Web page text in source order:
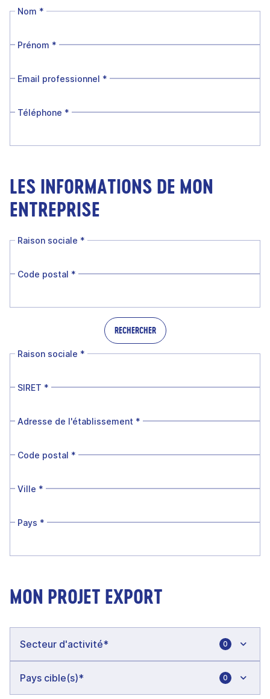
Nom *
Prénom *
Email professionnel *
Téléphone *
LES INFORMATIONS DE MON
ENTREPRISE
Raison sociale *
Code postal *
RECHERCHER
Raison sociale *
SIRET *
Adresse de l'établissement *
Code postal *
Ville *
Pays *
MON PROJET EXPORT
0
0